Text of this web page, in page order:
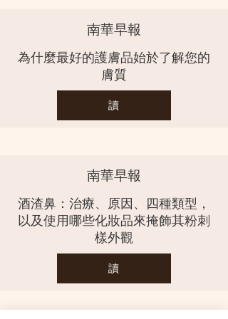
南華早報
為什麼最好的護膚品始於了解您的
膚質
讀
南華早報
酒渣鼻：治療、原因、四種類型，
以及使用哪些化妝品來掩飾其粉刺
樣外觀
讀